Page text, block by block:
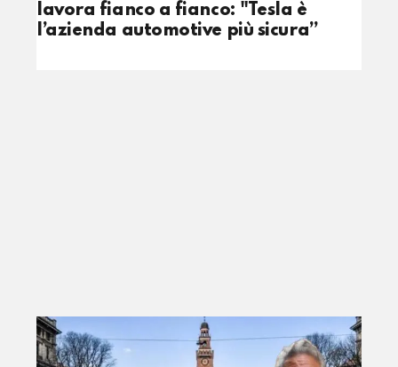
lavora fianco a fianco: "Tesla è
l’azienda automotive più sicura”